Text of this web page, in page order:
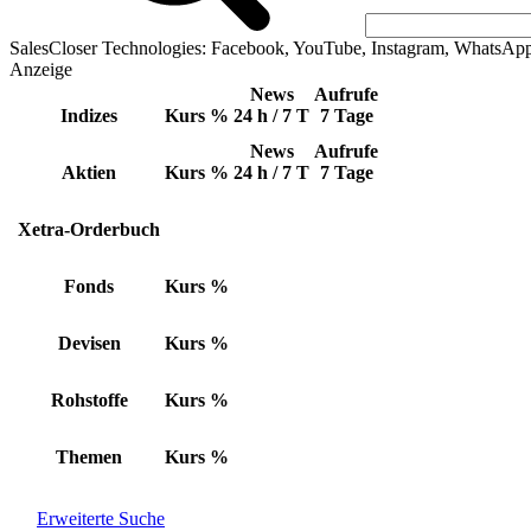
SalesCloser Technologies: Facebook, YouTube, Instagram,
Anzeige
Indizes Kurs %
News
24 h / 7 T
Aufrufe
7 Tage
Aktien Kurs %
News
24 h / 7 T
Aufrufe
7 Tage
Xetra-Orderbuch
Fonds Kurs %
Devisen Kurs %
Rohstoffe Kurs %
Themen Kurs %
Erweiterte Suche